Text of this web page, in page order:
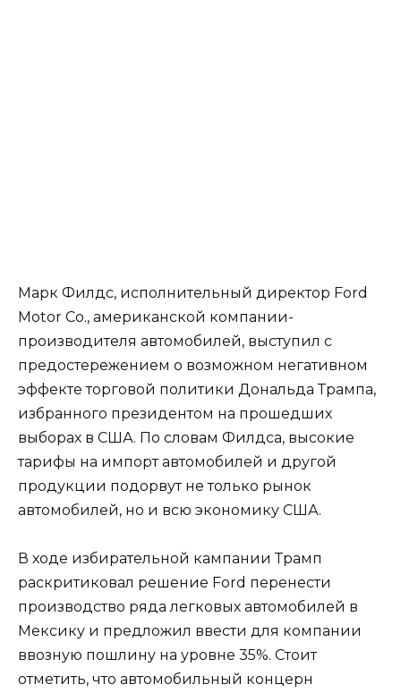
Марк Филдс, исполнительный директор Ford
Motor Co., американской компании-
производителя автомобилей, выступил с
предостережением о возможном негативном
эффекте торговой политики Дональда Трампа,
избранного президентом на прошедших
выборах в США. По словам Филдса, высокие
тарифы на импорт автомобилей и другой
продукции подорвут не только рынок
автомобилей, но и всю экономику США.
В ходе избирательной кампании Трамп
раскритиковал решение Ford перенести
производство ряда легковых автомобилей в
Мексику и предложил ввести для компании
ввозную пошлину на уровне 35%. Стоит
отметить, что автомобильный концерн